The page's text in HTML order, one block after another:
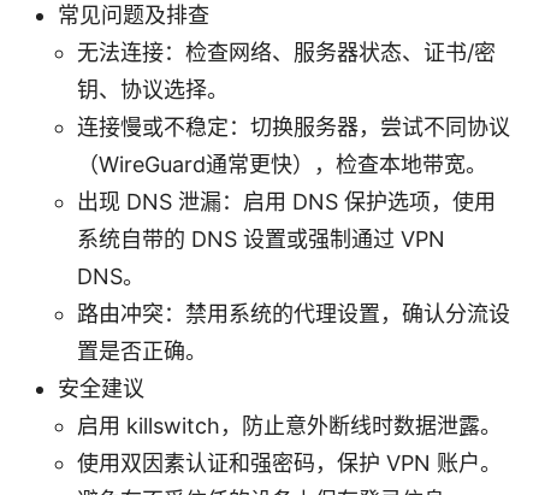
常见问题及排查
无法连接：检查网络、服务器状态、证书/密
钥、协议选择。
连接慢或不稳定：切换服务器，尝试不同协议
（WireGuard通常更快），检查本地带宽。
出现 DNS 泄漏：启用 DNS 保护选项，使用
系统自带的 DNS 设置或强制通过 VPN
DNS。
路由冲突：禁用系统的代理设置，确认分流设
置是否正确。
安全建议
启用 killswitch，防止意外断线时数据泄露。
使用双因素认证和强密码，保护 VPN 账户。